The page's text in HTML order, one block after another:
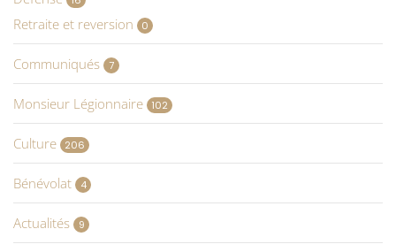
Retraite et reversion 0
Communiqués 7
Monsieur Légionnaire 102
Culture 206
Bénévolat 4
Actualités 9